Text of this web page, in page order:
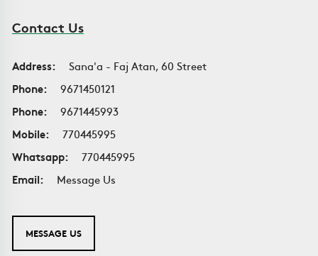
Contact Us
Address:
Sana'a - Faj Atan, 60 Street
Phone:
9671450121
Phone:
9671445993
Mobile:
770445995
Whatsapp:
770445995
Email:
Message Us
MESSAGE US